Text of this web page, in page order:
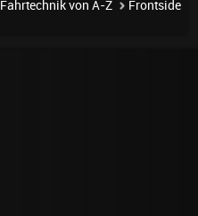
Fahrtechnik von A-Z
Frontside